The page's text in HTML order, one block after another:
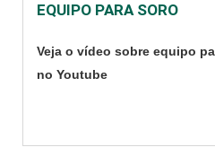
EQUIPO PARA SORO
Veja o vídeo sobre equipo
no Youtube